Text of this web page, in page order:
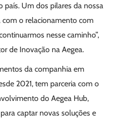
Um dos pilares da nossa
com o relacionamento com
nesse caminho”,
de Inovação na Aegea.
da companhia em
2021, tem parceria com o
do Aegea Hub,
captar novas soluções e